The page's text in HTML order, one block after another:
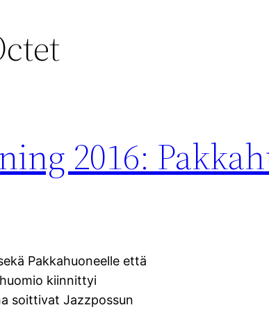
2016:
Pakkahuoneelle että
kiinnittyi
soittivat Jazzpossun